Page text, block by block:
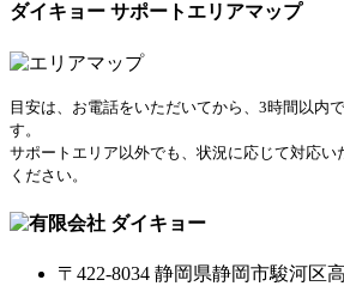
ダイキョー サポートエリアマップ
目安は、お電話をいただいてから、3時間以内
す。
サポートエリア以外でも、状況に応じて対応い
ください。
〒422-8034 静岡県静岡市駿河区